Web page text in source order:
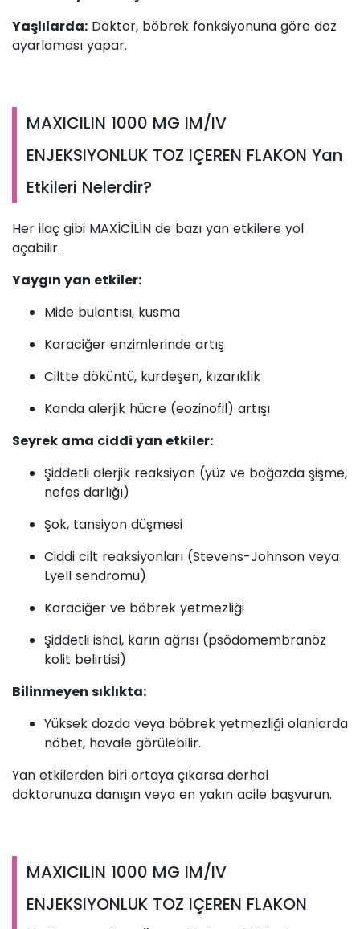
Yaşlılarda: Doktor, böbrek fonksiyonuna göre doz
ayarlaması yapar.
MAXICILIN 1000 MG IM/IV
ENJEKSIYONLUK TOZ IÇEREN FLAKON Yan
Etkileri Nelerdir?
Her ilaç gibi MAXİCİLİN de bazı yan etkilere yol
açabilir.
Yaygın yan etkiler:
Mide bulantısı, kusma
Karaciğer enzimlerinde artış
Ciltte döküntü, kurdeşen, kızarıklık
Kanda alerjik hücre (eozinofil) artışı
Seyrek ama ciddi yan etkiler:
Şiddetli alerjik reaksiyon (yüz ve boğazda şişme,
nefes darlığı)
Şok, tansiyon düşmesi
Ciddi cilt reaksiyonları (Stevens-Johnson veya
Lyell sendromu)
Karaciğer ve böbrek yetmezliği
Şiddetli ishal, karın ağrısı (psödomembranöz
kolit belirtisi)
Bilinmeyen sıklıkta:
Yüksek dozda veya böbrek yetmezliği olanlarda
nöbet, havale görülebilir.
Yan etkilerden biri ortaya çıkarsa derhal
doktorunuza danışın veya en yakın acile başvurun.
MAXICILIN 1000 MG IM/IV
ENJEKSIYONLUK TOZ IÇEREN FLAKON